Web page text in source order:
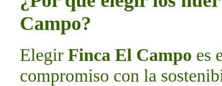
Campo?
Elegir Finca El Campo es
compromiso con la